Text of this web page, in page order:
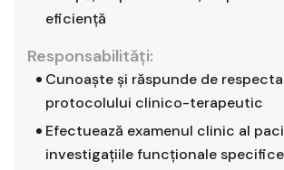
eficienţă
Responsabilităţi:
Cunoaşte şi răspunde de
protocolului clinico-terapeutic
Efectuează examenul clinic al
investigaţiile funcţionale specifice